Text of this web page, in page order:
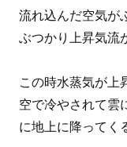
流れ込んだ空気が
ぶつかり上昇気流
この時水蒸気が上
空で冷やされて雲
に地上に降ってく